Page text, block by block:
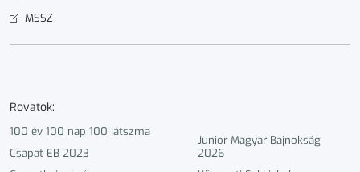
MSSZ
Rovatok:
100 év 100 nap 100 játszma
Csapat EB 2023
Junior Magyar Bajnokság
2026